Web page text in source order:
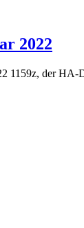
2022
1159z, der